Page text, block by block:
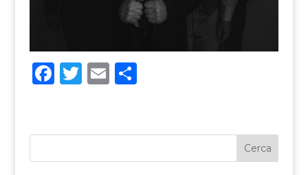
F
e
b
T
te
r
E
l
C
di
vi